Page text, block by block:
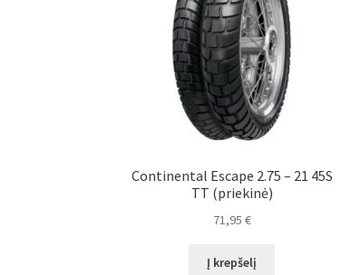
Continental Escape 2.75 – 21 45S
TT (priekinė)
71,95 €
Į krepšelį